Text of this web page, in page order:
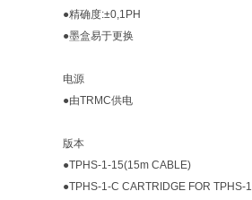
●精确度:±0,1PH
●墨盒易于更换
电源
●由TRMC供电
版本
●TPHS-1-15(15m CABLE)
●TPHS-1-C CARTRIDGE FOR TPHS-1